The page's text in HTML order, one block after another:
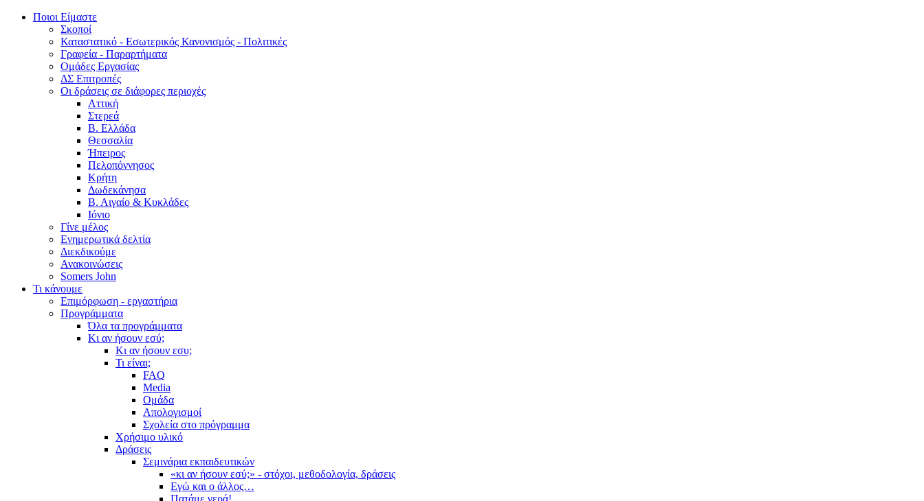
Ποιοι Είμαστε
Σκοποί
Καταστατικό - Εσωτερικός Κανονισμός - Πολιτικές
Γραφεία - Παραρτήματα
Ομάδες Εργασίας
ΔΣ Επιτροπές
Οι δράσεις σε διάφορες περιοχές
Αττική
Στερεά
Β. Ελλάδα
Θεσσαλία
Ήπειρος
Πελοπόννησος
Κρήτη
Δωδεκάνησα
Β. Αιγαίο & Κυκλάδες
Ιόνιο
Γίνε μέλος
Ενημερωτικά δελτία
Διεκδικούμε
Ανακοινώσεις
Somers John
Τι κάνουμε
Επιμόρφωση - εργαστήρια
Προγράμματα
Όλα τα προγράμματα
Κι αν ήσουν εσύ;
Κι αν ήσουν εσυ;
Τι είναι;
FAQ
Media
Ομάδα
Απολογισμοί
Σχολεία στο πρόγραμμα
Χρήσιμο υλικό
Δράσεις
Σεμινάρια εκπαιδευτικών
«κι αν ήσουν εσύ;» - στόχοι, μεθοδολογία, δράσεις
Εγώ και ο άλλος…
Πατάμε γερά!